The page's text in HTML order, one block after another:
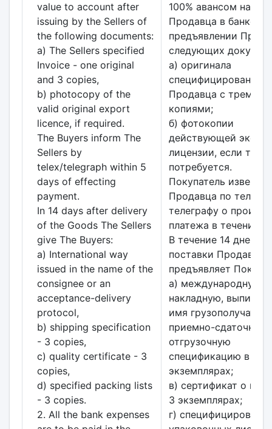
value to account after
issuing by the Sellers of
the following documents:
a) The Sellers specified
Invoice - one original
and 3 copies,
b) photocopy of the
valid original export
licence, if required.
The Buyers inform The
Sellers by
telex/telegraph within 5
days of effecting
payment.
In 14 days after delivery
of the Goods The Sellers
give The Buyers:
a) International way
issued in the name of the
consignee or an
acceptance-delivery
protocol,
b) shipping specification
- 3 copies,
c) quality certificate - 3
copies,
d) specified packing lists
- 3 copies.
2. All the bank expenses
100% авансом на
Продавца в банке
предъявлении
следующих
а) оригинала
Продавца с тремя
копиями;
б) фотокопии
действующей
лицензии, если
потребуется.
Покупатель
Продавца по
телеграфу о
платежа в течение 5
В течение 14 дней
поставки Продавец
предъявляет
а) международную
накладную,
имя
приемно-сдаточный
отгрузочную
спецификацию в 3
экземплярах;
в) сертификат о
3 экземплярах;
г)